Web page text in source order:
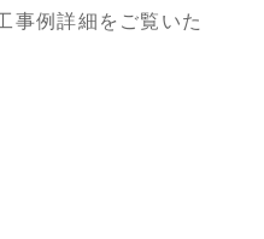
事例詳細をご覧いた